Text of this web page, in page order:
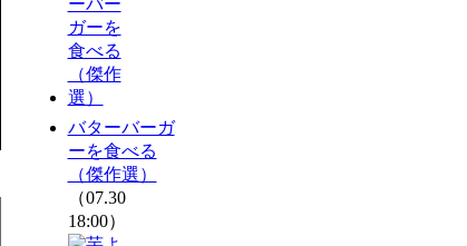
バターバーガ
ーを食べる
（傑作選）
（07.30
18:00）